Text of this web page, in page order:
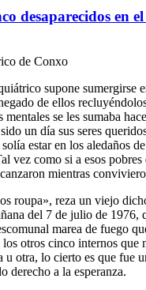
desaparecidos en
de Conxo
supone sumergirse
de ellos
mentales se les sumaba
un día sus seres
estar en los aledaños
vez como si a esos
mientras
roupa», reza un viejo
del 7 de julio de
marea de fuego
otros cinco internos que
u otra, lo cierto es que fue
derecho a la esperanza.